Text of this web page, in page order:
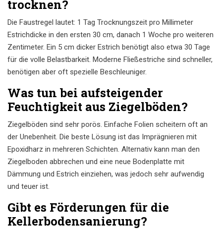
trocknen?
Die Faustregel lautet: 1 Tag Trocknungszeit pro Millimeter
Estrichdicke in den ersten 30 cm, danach 1 Woche pro weiteren
Zentimeter. Ein 5 cm dicker Estrich benötigt also etwa 30 Tage
für die volle Belastbarkeit. Moderne Fließestriche sind schneller,
benötigen aber oft spezielle Beschleuniger.
Was tun bei aufsteigender
Feuchtigkeit aus Ziegelböden?
Ziegelböden sind sehr porös. Einfache Folien scheitern oft an
der Unebenheit. Die beste Lösung ist das Imprägnieren mit
Epoxidharz in mehreren Schichten. Alternativ kann man den
Ziegelboden abbrechen und eine neue Bodenplatte mit
Dämmung und Estrich einziehen, was jedoch sehr aufwendig
und teuer ist.
Gibt es Förderungen für die
Kellerbodensanierung?